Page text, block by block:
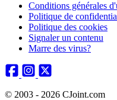
Conditions générales
Politique de
Politique des cookies
Signaler un contenu
Marre des virus?
© 2003 - 2026 CJoint.com